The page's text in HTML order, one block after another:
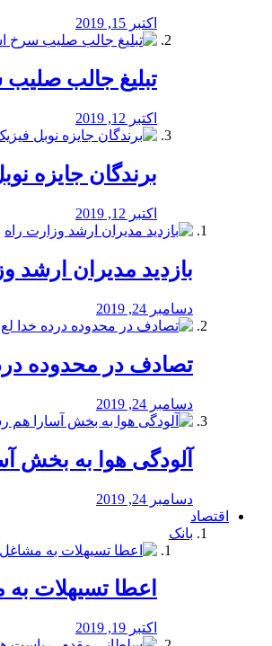
اکتبر 15, 2019
تبلیغ جالب صلیب
اکتبر 12, 2019
برندگان جایزه نوبل
اکتبر 12, 2019
بازدید مدیران ارشد
دسامبر 24, 2019
تصادف در محدوده
دسامبر 24, 2019
آلودگی هوا به بخش
دسامبر 24, 2019
اقتصاد
بانک
️اعطا تسیهلات
اکتبر 19, 2019